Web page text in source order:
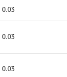
0.03
0.03
0.03